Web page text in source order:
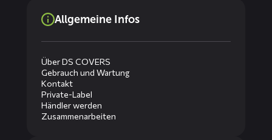
Allgemeine Infos
Über DS COVERS
Gebrauch und Wartung
Kontakt
Private-Label
Händler werden
Zusammenarbeiten